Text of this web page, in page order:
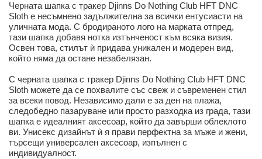
Черната шапка с тракер Djinns Do Nothing Club HFT DNC
Sloth е несъмнено задължителна за всички ентусиасти на
уличната мода. С бродираното лого на марката отпред,
тази шапка добавя нотка изтънченост към всяка визия.
Освен това, стилът ѝ придава уникален и модерен вид,
който няма да остане незабелязан.
С черната шапка с тракер Djinns Do Nothing Club HFT DNC
Sloth можете да се похвалите със свеж и съвременен стил
за всеки повод. Независимо дали е за ден на плажа,
следобедно пазаруване или просто разходка из града, тази
шапка е идеалният аксесоар, който да завърши облеклото
ви. Унисекс дизайнът ѝ я прави перфектна за мъже и жени,
търсещи универсален аксесоар, изпълнен с
индивидуалност.